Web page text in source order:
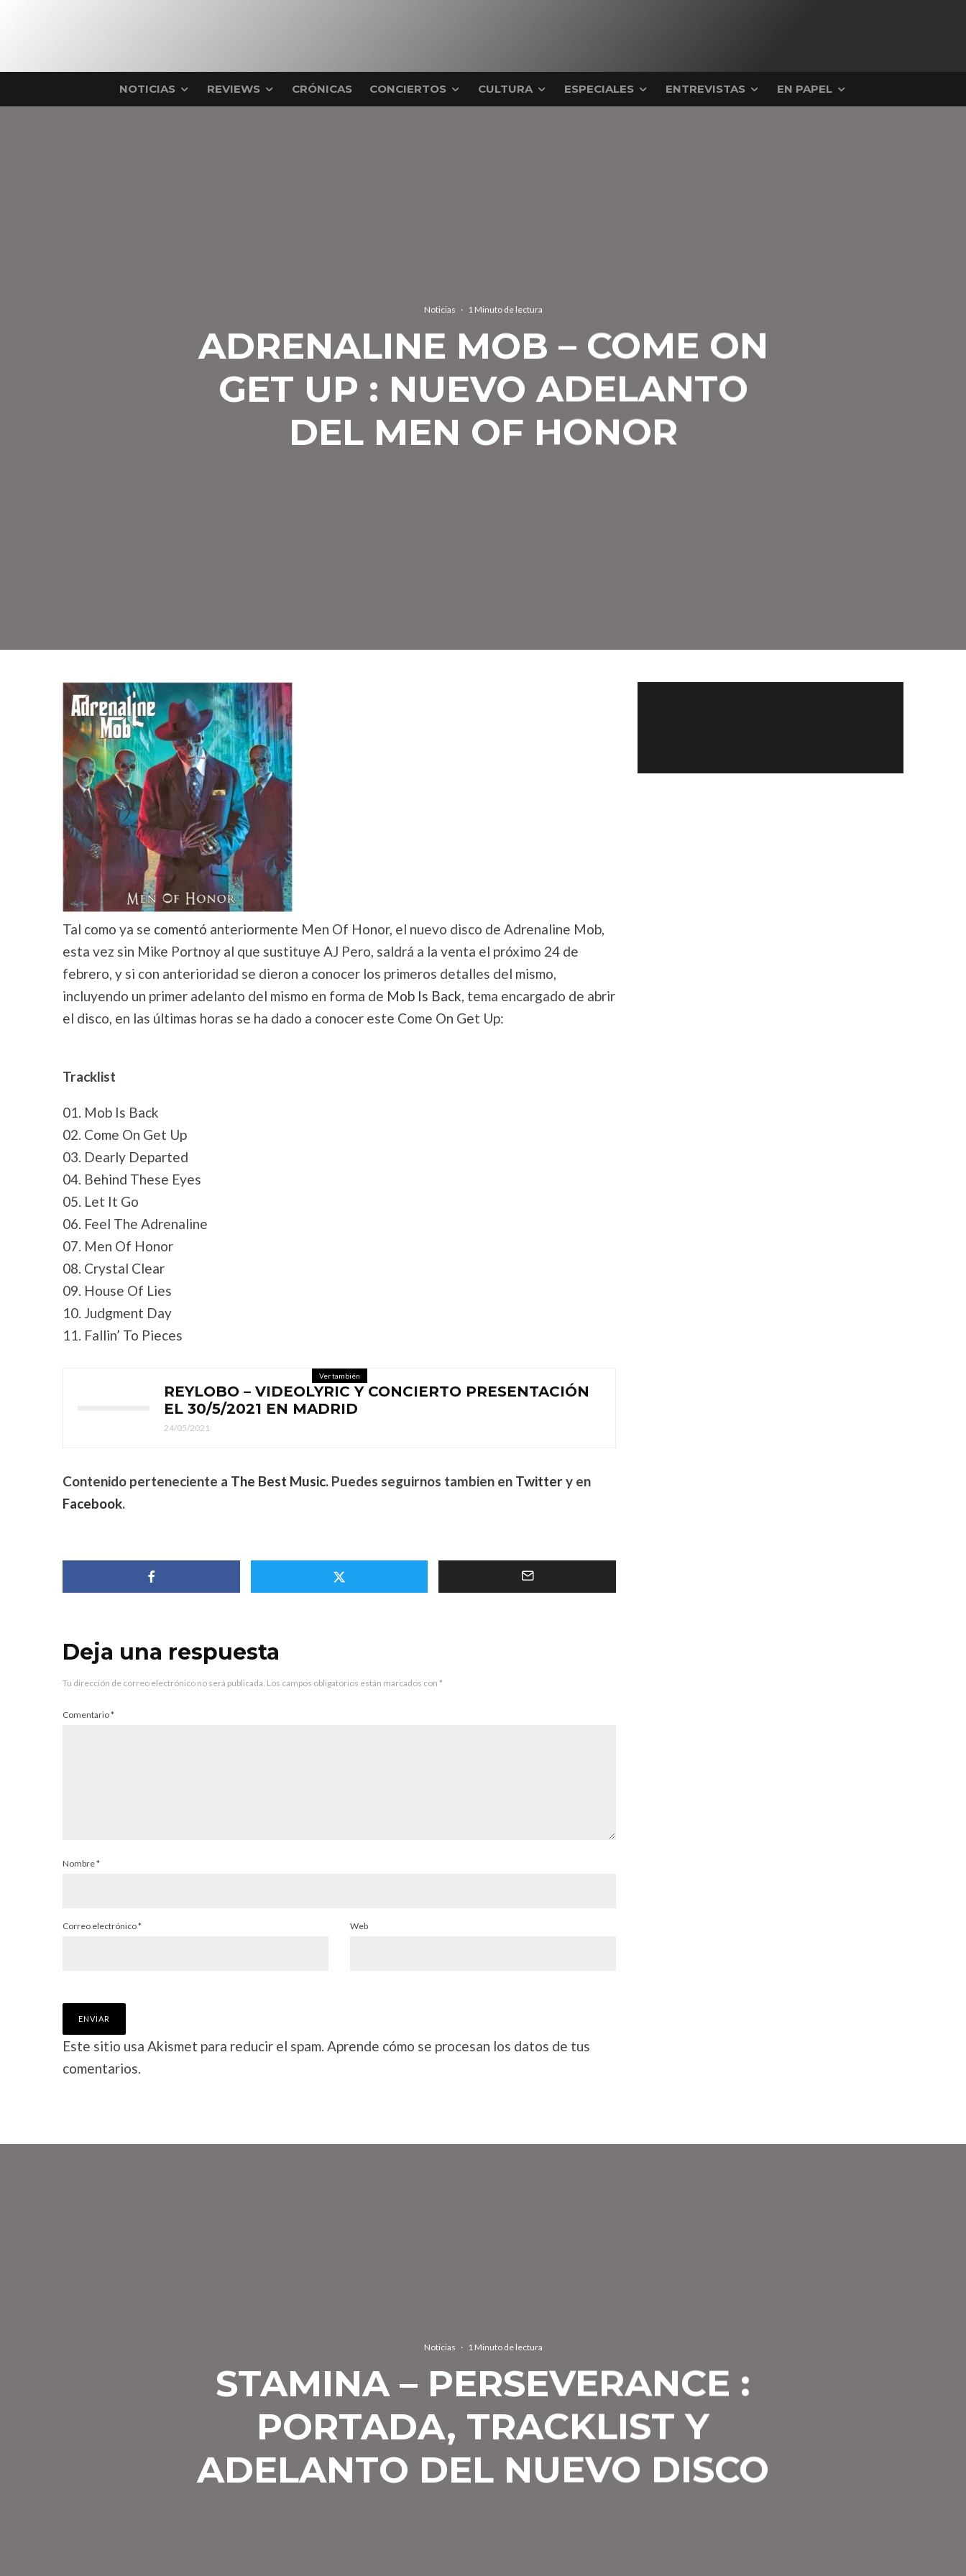
NOTICIAS REVIEWS CRÓNICAS CONCIERTOS CULTURA ESPECIALES ENTREVISTAS EN PAPEL
Noticias · 1 Minuto de lectura
ADRENALINE MOB – COME ON
GET UP : NUEVO ADELANTO
DEL MEN OF HONOR
Tal como ya se comentó anteriormente Men Of Honor, el nuevo disco de Adrenaline Mob,
esta vez sin Mike Portnoy al que sustituye AJ Pero, saldrá a la venta el próximo 24 de
febrero, y si con anterioridad se dieron a conocer los primeros detalles del mismo,
incluyendo un primer adelanto del mismo en forma de Mob Is Back, tema encargado de abrir
el disco, en las últimas horas se ha dado a conocer este Come On Get Up:
Tracklist
01. Mob Is Back
02. Come On Get Up
03. Dearly Departed
04. Behind These Eyes
05. Let It Go
06. Feel The Adrenaline
07. Men Of Honor
08. Crystal Clear
09. House Of Lies
10. Judgment Day
11. Fallin’ To Pieces
Ver también
REYLOBO – VIDEOLYRIC Y CONCIERTO PRESENTACIÓN
EL 30/5/2021 EN MADRID
24/05/2021
Contenido perteneciente a The Best Music. Puedes seguirnos tambien en Twittery en
Facebook.
Deja una respuesta
Tu dirección de correo electrónico no será publicada. Los campos obligatorios están marcados con *
Comentario*
Nombre*
Correo electrónico* Web
Este sitio usa Akismet para reducir el spam. Aprende cómo se procesan los datos de tus
comentarios.
Noticias · 1 Minuto de lectura
STAMINA – PERSEVERANCE :
PORTADA, TRACKLIST Y
ADELANTO DEL NUEVO DISCO